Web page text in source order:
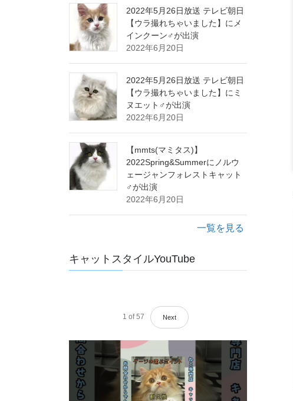
2022年5月26日放送 テレビ朝日
【ウラ撮れちゃいました】にメ
インクーン♂が出演
2022年6月20日
2022年5月26日放送 テレビ朝日
【ウラ撮れちゃいました】にミ
ヌエット♂が出演
2022年6月20日
【mmts(マミタス)】
2022Spring&Summerにノルウ
ェージャンフォレストキャット
♂が出演
2022年6月20日
一覧を見る
キャットスタイルYouTube
1 of 57 Next